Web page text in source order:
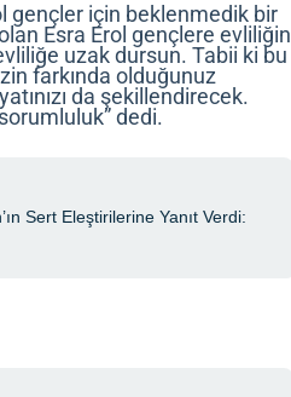
gençler için beklenmedik bir
Esra Erol gençlere evliliğin
uzak dursun. Tabii ki bu
farkında olduğunuz
da şekillendirecek.
dedi.